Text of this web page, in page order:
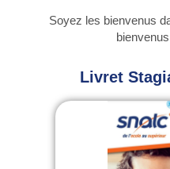
Soyez les bienvenus
Livret